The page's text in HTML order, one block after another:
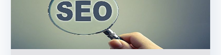
化顾问|一
名网络技术